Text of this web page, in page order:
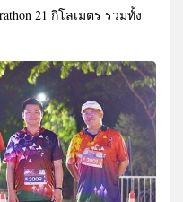
21 กิโลเมตร รวมทั้ง